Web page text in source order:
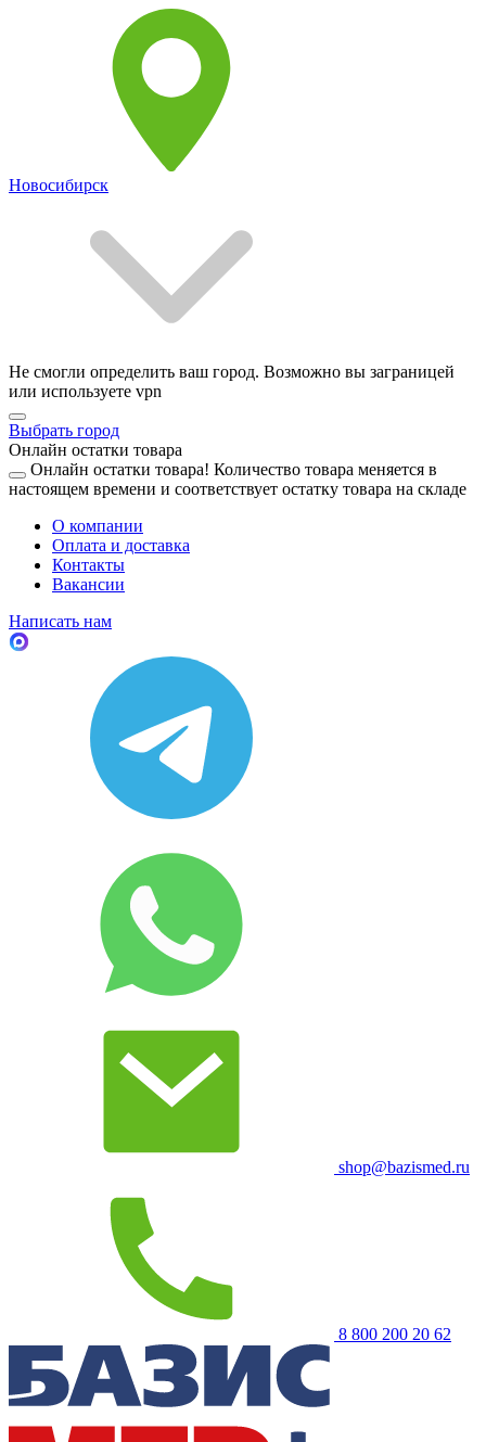
Новосибирск
Не смогли определить ваш город. Возможно вы заграницей
или используете vpn
Выбрать город
Онлайн остатки товара
Онлайн остатки товара! Количество товара меняется в
настоящем времени и соответствует остатку товара на складе
О компании
Оплата и доставка
Контакты
Вакансии
Написать нам
shop@bazismed.ru
8 800 200 20 62